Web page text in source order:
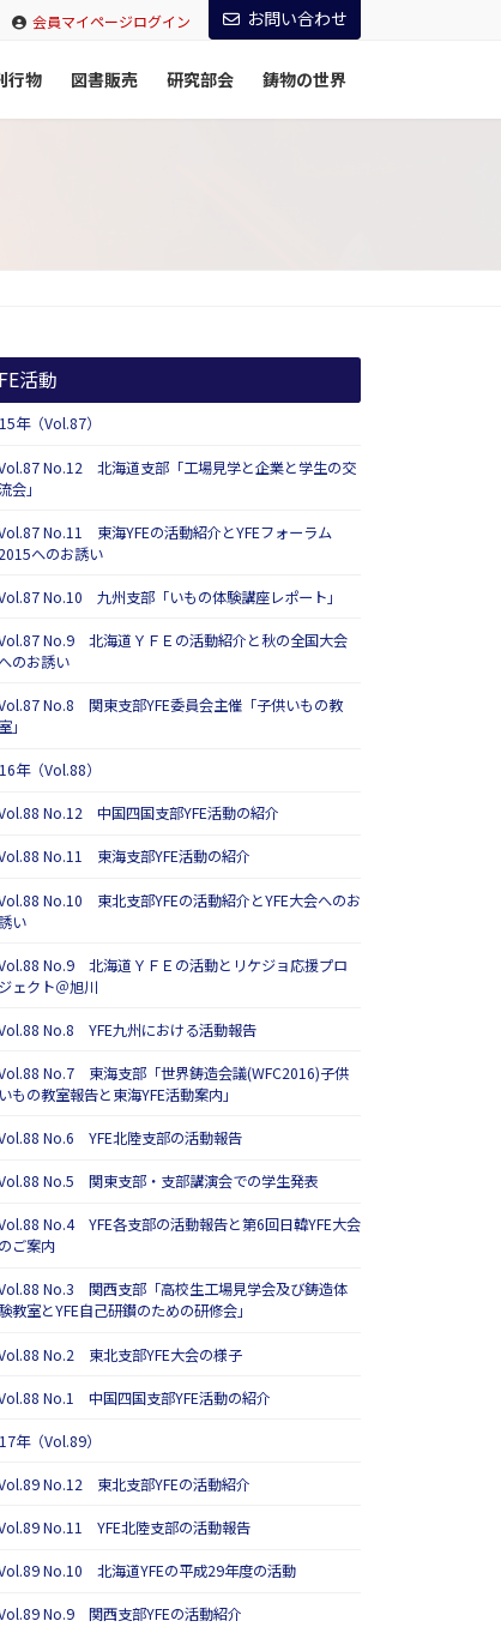
会員マイページログイン お問い合わせ
行物 図書販売 研究部会 鋳物の世界
活動
年（Vol.87）
No.12 北海道支部「工場見学と企業と学生の交
会」
No.11 東海YFEの活動紹介とYFEフォーラム
へのお誘い
No.10 九州支部「いもの体験講座レポート」
No.9 北海道ＹＦＥの活動紹介と秋の全国大会
へのお誘い
No.8 関東支部YFE委員会主催「子供いもの教
室」
年（Vol.88）
No.12 中国四国支部YFE活動の紹介
No.11 東海支部YFE活動の紹介
No.10 東北支部YFEの活動紹介とYFE大会へのお
い
No.9 北海道ＹＦＥの活動とリケジョ応援プロ
ジェクト＠旭川
No.8 YFE九州における活動報告
No.7 東海支部「世界鋳造会議(WFC2016)子供
いもの教室報告と東海YFE活動案内」
No.6 YFE北陸支部の活動報告
No.5 関東支部・支部講演会での学生発表
No.4 YFE各支部の活動報告と第6回日韓YFE大会
のご案内
No.3 関西支部「高校生工場見学会及び鋳造体
教室とYFE自己研鑚のための研修会」
No.2 東北支部YFE大会の様子
No.1 中国四国支部YFE活動の紹介
年（Vol.89）
No.12 東北支部YFEの活動紹介
No.11 YFE北陸支部の活動報告
No.10 北海道YFEの平成29年度の活動
No.9 関西支部YFEの活動紹介